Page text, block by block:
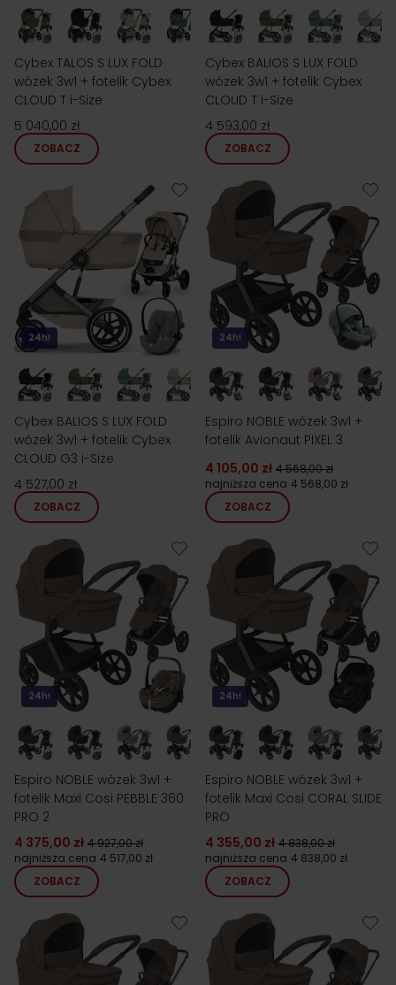
Cybex TALOS S LUX FOLD
wózek 3w1 + fotelik Cybex
CLOUD T i-Size
5 040,00 zł
ZOBACZ
Cybex BALIOS S LUX FOLD
wózek 3w1 + fotelik Cybex
CLOUD T i-Size
4 593,00 zł
ZOBACZ
24h!
Cybex BALIOS S LUX FOLD
wózek 3w1 + fotelik Cybex
CLOUD G3 i-Size
4 527,00 zł
ZOBACZ
24h!
Espiro NOBLE wózek 3w1 +
fotelik Avionaut PIXEL 3
4 105,00 zł 4 568,00 zł
najniższa cena 4 568,00 zł
ZOBACZ
24h!
Espiro NOBLE wózek 3w1 +
fotelik Maxi Cosi PEBBLE 360
PRO 2
4 375,00 zł 4 927,00 zł
najniższa cena 4 517,00 zł
ZOBACZ
24h!
Espiro NOBLE wózek 3w1 +
fotelik Maxi Cosi CORAL SLIDE
PRO
4 355,00 zł 4 838,00 zł
najniższa cena 4 838,00 zł
ZOBACZ